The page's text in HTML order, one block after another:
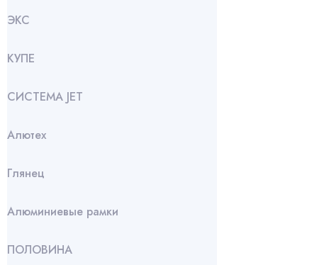
ЭКС
КУПЕ
СИСТЕМА JET
Алютех
Глянец
Алюминиевые рамки
ПОЛОВИНА